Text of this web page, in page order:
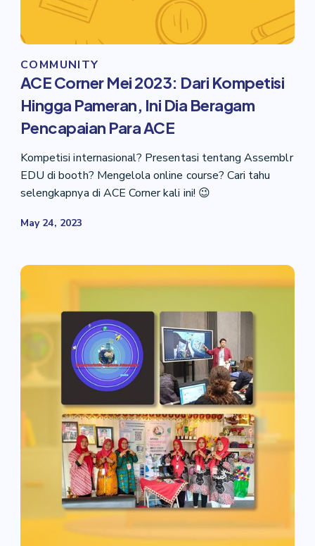
COMMUNITY
ACE Corner Mei 2023: Dari Kompetisi
Hingga Pameran, Ini Dia Beragam
Pencapaian Para ACE
Kompetisi internasional? Presentasi tentang Assemblr
EDU di booth? Mengelola online course? Cari tahu
selengkapnya di ACE Corner kali ini! 😉
May 24, 2023